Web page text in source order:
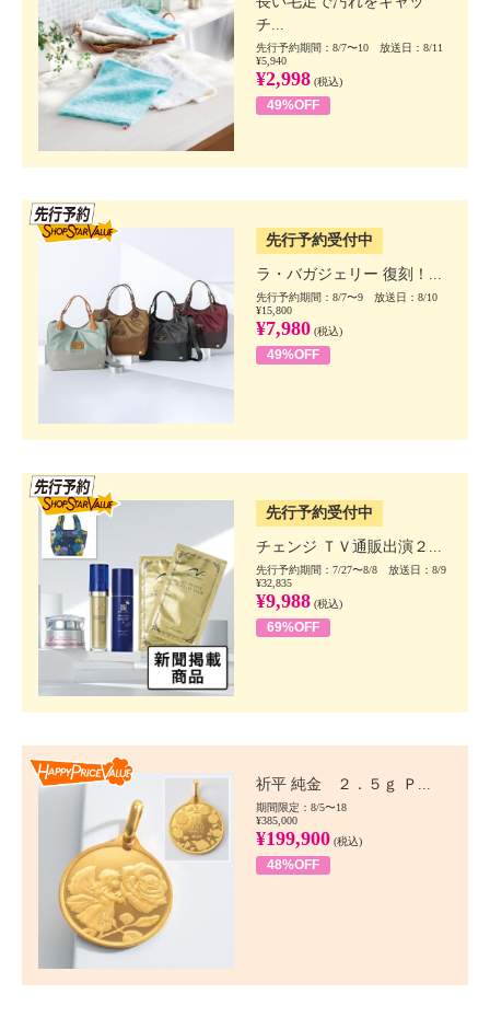
チ...
先行予約期間：8/7〜10 放送日：8/11
¥5,940
¥2,998 (税込)
49%OFF
先行予約受付中
ラ・バガジェリー 復刻！...
先行予約期間：8/7〜9 放送日：8/10
¥15,800
¥7,980 (税込)
49%OFF
先行予約受付中
チェンジ ＴＶ通販出演２...
先行予約期間：7/27〜8/8 放送日：8/9
¥32,835
¥9,988 (税込)
69%OFF
祈平 純金 ２．５ｇ Ｐ...
期間限定：8/5〜18
¥385,000
¥199,900 (税込)
48%OFF